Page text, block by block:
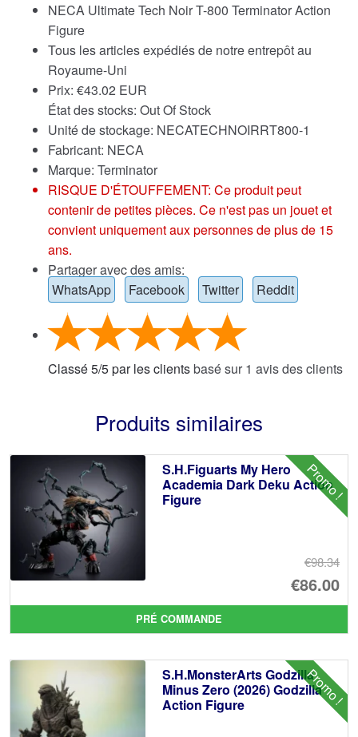
NECA Ultimate Tech Noir T-800 Terminator Action
Figure
Tous les articles expédiés de notre entrepôt au
Royaume-Uni
Prix: €43.02 EUR
État des stocks: Out Of Stock
Unité de stockage: NECATECHNOIRRT800-1
Fabricant: NECA
Marque: Terminator
RISQUE D'ÉTOUFFEMENT: Ce produit peut
contenir de petites pièces. Ce n'est pas un jouet et
convient uniquement aux personnes de plus de 15
ans.
Partager avec des amis:
WhatsApp
Facebook Twitter Reddit
Classé5/5par les clientsbasé sur 1 avis des clients
Produits similaires
Promo !
S.H.Figuarts My Hero
Academia Dark Deku Action
Figure
€98.34
Le
€86.00
Le
PRÉ COMMANDE
Promo !
S.H.MonsterArts Godzilla
Minus Zero (2026) Godzilla
Action Figure